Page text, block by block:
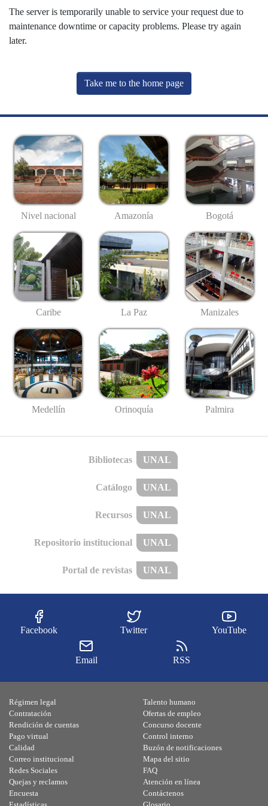
The server is temporarily unable to service your request due to
maintenance downtime or capacity problems. Please try again
later.
Take me to the home page
Nivel nacional Amazonía Bogotá
Caribe La Paz Manizales
Medellín Orinoquía Palmira
Bibliotecas UNAL
Catálogo UNAL
Recursos UNAL
Repositorio institucional UNAL
Portal de revistas UNAL
Facebook Twitter YouTube
Email RSS
Régimen legal
Contratación
Rendición de cuentas
Pago virtual
Calidad
Talento humano
Ofertas de empleo
Concurso docente
Control interno
Buzón de notificaciones
Correo institucional
Redes Sociales
Quejas y reclamos
Encuesta
Mapa del sitio
FAQ
Atención en línea
Contáctenos